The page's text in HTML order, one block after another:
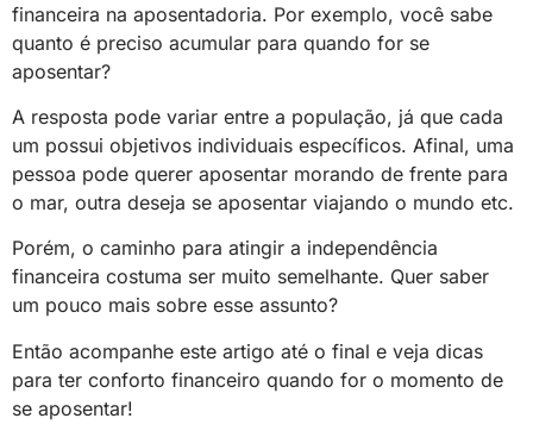
financeira na aposentadoria. Por exemplo, você sabe
quanto é preciso acumular para quando for se
aposentar?
A resposta pode variar entre a população, já que cada
um possui objetivos individuais específicos. Afinal, uma
pessoa pode querer aposentar morando de frente para
o mar, outra deseja se aposentar viajando o mundo etc.
Porém, o caminho para atingir a independência
financeira costuma ser muito semelhante. Quer saber
um pouco mais sobre esse assunto?
Então acompanhe este artigo até o final e veja dicas
para ter conforto financeiro quando for o momento de
se aposentar!